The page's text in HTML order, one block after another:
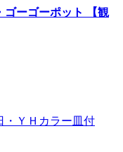
ゴーゴーポット 【観